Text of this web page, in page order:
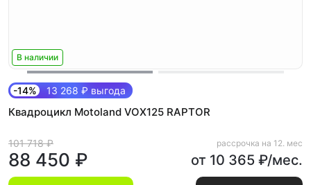
В наличии
-14% 13 268 ₽ выгода
Квадроцикл Motoland VOX125 RAPTOR
101 718 ₽
88 450 ₽
рассрочка на 12. мес
от 10 365 ₽/мес.